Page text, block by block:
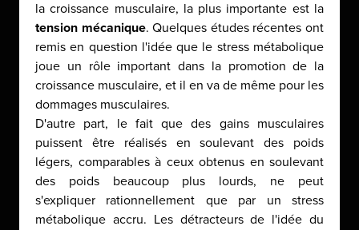
la croissance musculaire, la plus importante est la
tension mécanique. Quelques études récentes ont
remis en question l'idée que le stress métabolique
joue un rôle important dans la promotion de la
croissance musculaire, et il en va de même pour les
dommages musculaires.
D'autre part, le fait que des gains musculaires
puissent être réalisés en soulevant des poids
légers, comparables à ceux obtenus en soulevant
des poids beaucoup plus lourds, ne peut
s'expliquer rationnellement que par un stress
métabolique accru. Les détracteurs de l'idée du